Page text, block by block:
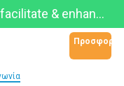
Discover the new features that facilitate & enhance learning on the newly updated Telestia Learning Space!
Προσφορά